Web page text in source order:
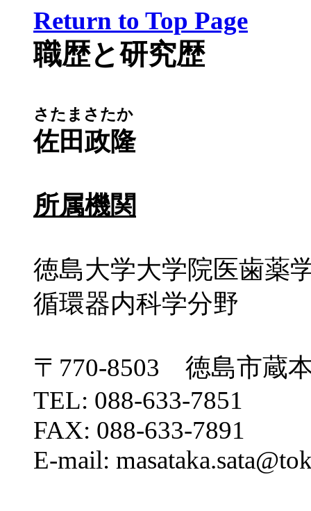
Return to Top Page
職歴と研究歴
さたまさたか
佐田政隆
所属機関
徳島大学大学院医歯薬
循環器内科学分野
〒770-8503 徳島市蔵
TEL: 088-633-7851
FAX: 088-633-7891
E-mail: